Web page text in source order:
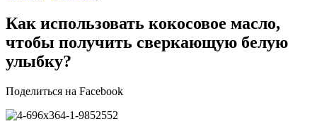
Как использовать кокосовое масло,
чтобы получить сверкающую белую
улыбку?
Поделиться на Facebook